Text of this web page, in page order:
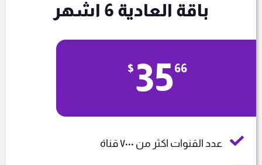
باقة العادية 6 اشهر
$ 3566
عدد القنوات اكثر من ٧٠٠٠ قناة